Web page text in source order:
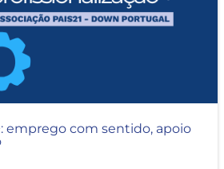
emprego com sentido, apoio